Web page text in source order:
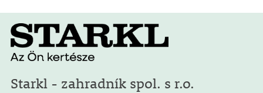
Starkl - zahradník spol. s r.o.